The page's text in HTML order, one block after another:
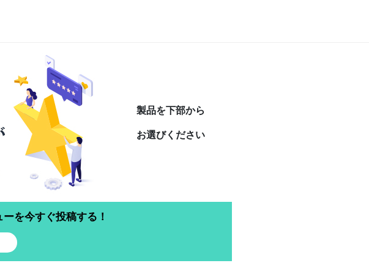
製品を下部から
お選びください
を今すぐ投稿する！